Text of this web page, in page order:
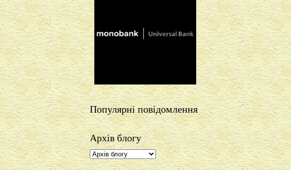
Популярні повідомлення
Архів блогу